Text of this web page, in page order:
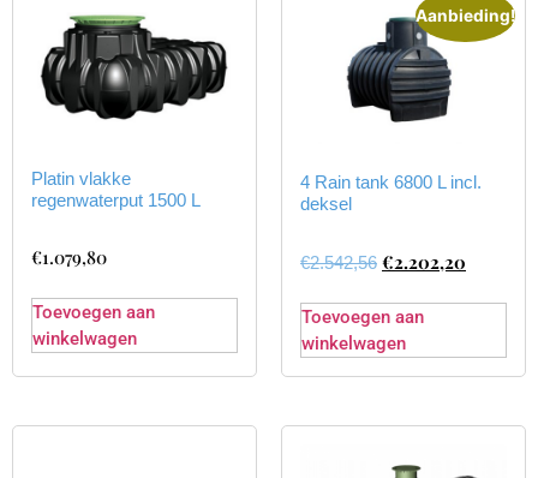
Platin vlakke
regenwaterput 1500 L
€1.079,80
Toevoegen aan
winkelwagen
Aanbieding!
4 Rain tank 6800 L incl.
deksel
€2.542,56 €2.202,20
Toevoegen aan
winkelwagen